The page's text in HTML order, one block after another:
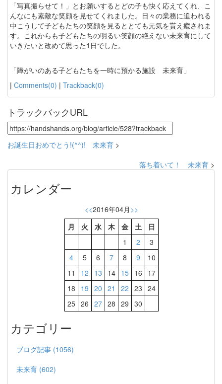
「写真撮らせて！」とお願いするとどの子も快く応えてくれ、こ
んなにも素敵な笑顔を見せてくれました。日々の業務に追われる
中こうして子どもたちの笑顔を見るととても元気を貰え癒されま
す。これからも子どもたちの明るい笑顔の絶えない未来育にして
いきたいと改めて思った1日でした。
「障がいのある子どもたちを一時に預かる施設 未来育」
| Comments(0) | Trackback(0)
トラックバックURL
お誕生日おめでとう!(^^)! 未来育 >
落ち着いて！ 未来育 >
カレンダー
<<2016年04月 >>
月
火 水 木 金 土
日
1
2
3
4
5 6 7 8 9
10
11
12 13 14 15 16
17
18
19 20 21 22 23 24
25 26 27 28 29 30
カテゴリー
ブログ記事 (1056)
未来育 (602)